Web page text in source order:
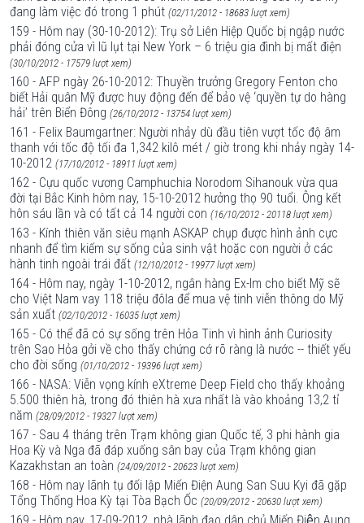
đang làm việc đó trong 1 phút (02/11/2012 - 18683 lượt xem)
159 - Hôm nay (30-10-2012): Trụ sở Liên Hiệp Quốc bị ngập nước
phải đóng cửa vì lũ lụt tại New York – 6 triệu gia đình bị mất điện
(30/10/2012 - 17579 lượt xem)
160 - AFP ngày 26-10-2012: Thuyền trưởng Gregory Fenton cho
biết Hải quân Mỹ được huy động đến để bảo vệ ‘quyền tự do hàng
hải’ trên Biển Đông (26/10/2012 - 13754 lượt xem)
161 - Felix Baumgartner: Người nhảy dù đầu tiên vượt tốc độ âm
thanh với tốc độ tối đa 1,342 kilô mét / giờ trong khi nhảy ngày 14-
10-2012 (17/10/2012 - 18911 lượt xem)
162 - Cựu quốc vương Camphuchia Norodom Sihanouk vừa qua
đời tại Bắc Kinh hôm nay, 15-10-2012 hưởng thọ 90 tuổi. Ông kết
hôn sáu lần và có tất cả 14 người con (16/10/2012 - 20118 lượt xem)
163 - Kính thiên văn siêu mạnh ASKAP chụp được hình ảnh cực
nhanh để tìm kiếm sự sống của sinh vật hoặc con người ở các
hành tinh ngoài trái đất (12/10/2012 - 19977 lượt xem)
164 - Hôm nay, ngày 1-10-2012, ngân hàng Ex-Im cho biết Mỹ sẽ
cho Việt Nam vay 118 triệu đôla để mua vệ tinh viễn thông do Mỹ
sản xuất (02/10/2012 - 16035 lượt xem)
165 - Có thể đã có sự sống trên Hỏa Tinh vì hình ảnh Curiosity
trên Sao Hỏa gởi về cho thấy chứng cớ rõ ràng là nước -- thiết yếu
cho đời sống (01/10/2012 - 19396 lượt xem)
166 - NASA: Viễn vọng kính eXtreme Deep Field cho thấy khoảng
5.500 thiên hà, trong đó thiên hà xưa nhất là vào khoảng 13,2 tỉ
năm (28/09/2012 - 19327 lượt xem)
167 - Sau 4 tháng trên Trạm không gian Quốc tế, 3 phi hành gia
Hoa Kỳ và Nga đã đáp xuống sân bay của Trạm không gian
Kazakhstan an toàn (24/09/2012 - 20623 lượt xem)
168 - Hôm nay lãnh tụ đối lập Miến Điện Aung San Suu Kyi đã gặp
Tổng Thống Hoa Kỳ tại Tòa Bạch Ốc (20/09/2012 - 20630 lượt xem)